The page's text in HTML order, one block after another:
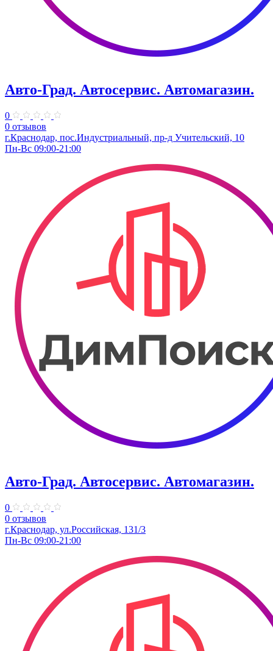
Авто-Град. Автосервис. Автомагазин.
0
0 отзывов
г.Краснодар, пос.Индустриальный, пр-д Учительский, 10
Пн-Вс 09:00-21:00
Авто-Град. Автосервис. Автомагазин.
0
0 отзывов
г.Краснодар, ул.Российская, 131/3
Пн-Вс 09:00-21:00